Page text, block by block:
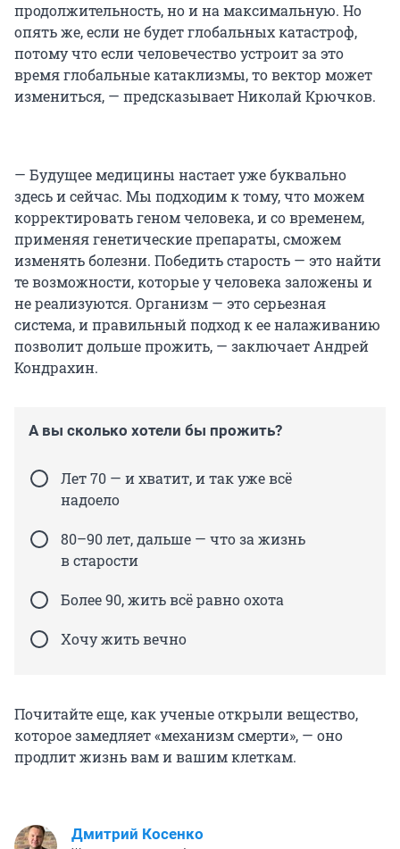
продолжительность, но и на максимальную. Но
опять же, если не будет глобальных катастроф,
потому что если человечество устроит за это
время глобальные катаклизмы, то вектор может
измениться, — предсказывает Николай Крючков.
— Будущее медицины настает уже буквально
здесь и сейчас. Мы подходим к тому, что можем
корректировать геном человека, и со временем,
применяя генетические препараты, сможем
изменять болезни. Победить старость — это найти
те возможности, которые у человека заложены и
не реализуются. Организм — это серьезная
система, и правильный подход к ее налаживанию
позволит дольше прожить, — заключает Андрей
Кондрахин.
А вы сколько хотели бы прожить?
Лет 70 — и хватит, и так уже всё
надоело
80–90 лет, дальше — что за жизнь
в старости
Более 90, жить всё равно охота
Хочу жить вечно
Почитайте еще, как ученые открыли вещество,
которое замедляет «механизм смерти», — оно
продлит жизнь вам и вашим клеткам.
Дмитрий Косенко